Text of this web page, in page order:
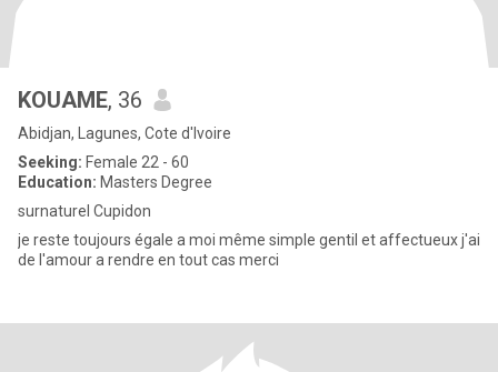
KOUAME, 36
Abidjan, Lagunes, Cote d'Ivoire
Seeking: Female 22 - 60
Education: Masters Degree
surnaturel Cupidon
je reste toujours égale a moi même simple gentil et affectueux j'ai
de l'amour a rendre en tout cas merci